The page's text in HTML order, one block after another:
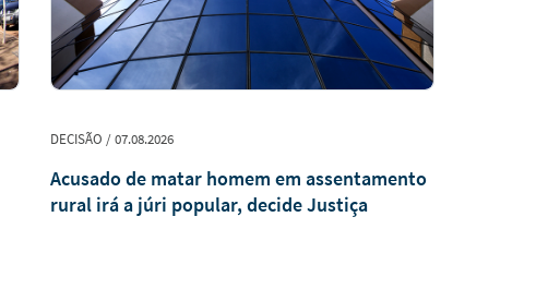
DECISÃO / 07.08.2026
Acusado de matar homem em assentamento
rural irá a júri popular, decide Justiça